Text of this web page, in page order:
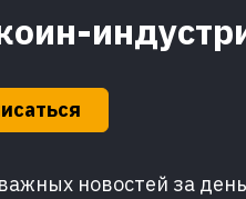
новостей за